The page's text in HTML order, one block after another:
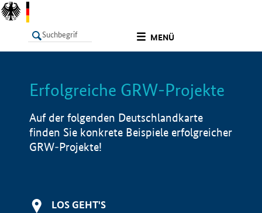
MENÜ
LISTE Info
Erfolgreiche GRW-Projekte
Auf der folgenden Deutschlandkarte
finden Sie konkrete Beispiele erfolgreicher
GRW-Projekte!
LOS GEHT'S